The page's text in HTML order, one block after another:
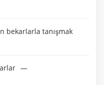
bekarlarla tanışmak